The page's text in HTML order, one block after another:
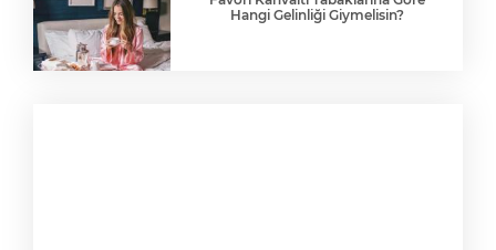
Hangi Gelinliği Giymelisin?